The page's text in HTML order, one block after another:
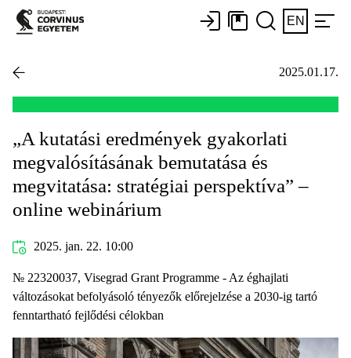
EN
2025.01.17.
„A kutatási eredmények gyakorlati
megvalósításának bemutatása és
megvitatása: stratégiai perspektíva” –
online webinárium
2025. jan. 22. 10:00
№ 22320037, Visegrad Grant Programme - Az éghajlati
változásokat befolyásoló tényezők előrejelzése a 2030-ig tartó
fenntartható fejlődési célokban